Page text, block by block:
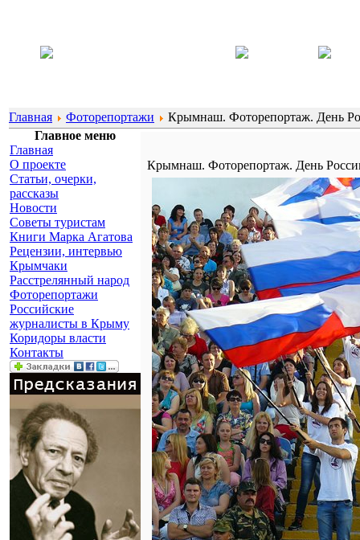
Главная Фоторепортажи
Крымнаш. Фоторепортаж. День
Главное меню
Главная
О проекте
Статьи, очерки,
рассказы
Новости
Советы туристам
Книги Марка Агатова
Рецензии, интервью
Крымчаки
Расстрелянный народ
Фоторепортажи
Российские
журналисты в Крыму
Коридоры власти
Контакты
Крымнаш. Фоторепортаж. День